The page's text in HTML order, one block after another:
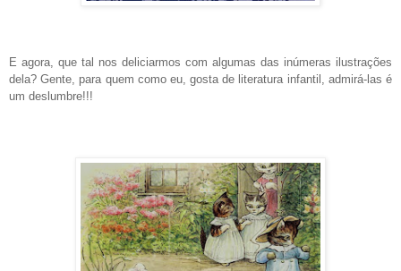
E agora, que tal nos deliciarmos com algumas das inúmeras ilustrações
dela? Gente, para quem como eu, gosta de literatura infantil, admirá-las é
um deslumbre!!!